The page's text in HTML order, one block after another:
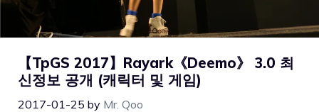
【TpGS 2017】Rayark《Deemo》 3.0 최
신정보 공개 (캐릭터 및 게임)
2017-01-25 by Mr. Qoo